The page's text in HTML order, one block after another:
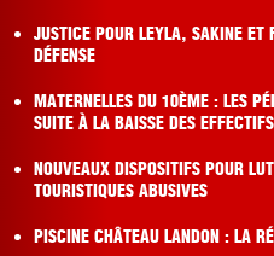
JUSTICE POUR LEYLA, SAKINE ET
DÉFENSE
MATERNELLES DU 10ÈME : LES
SUITE À LA BAISSE DES EFFECTIFS
NOUVEAUX DISPOSITIFS POUR
TOURISTIQUES ABUSIVES
PISCINE CHÂTEAU LANDON : LA